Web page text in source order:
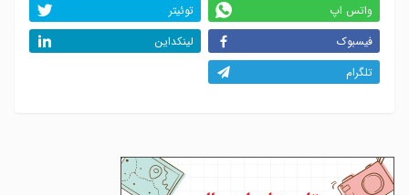
واتس اپ
توئیتر
فیسبوک
لینکداین
تلگرام